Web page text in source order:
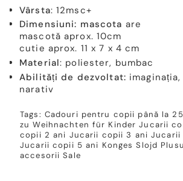
Vârsta: 12msc+
Dimensiuni: mascota are
mascotă aprox. 10cm
cutie aprox. 11 x 7 x 4 cm
Material: poliester, bumbac
Abilități de dezvoltat:
narativ
Tags: Cadouri pentru copii până la
zu Weihnachten für Kinder Jucarii
copii 2 ani Jucarii copii 3 ani Jucarii
Jucarii copii 5 ani Konges Slojd
accesorii Sale